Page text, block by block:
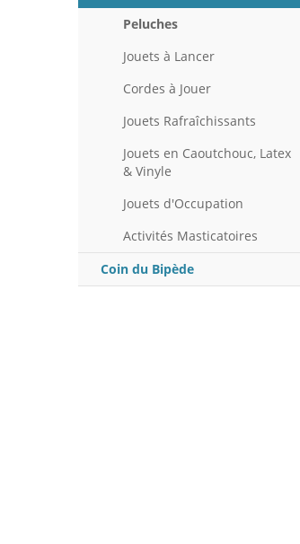
Peluches
Jouets à Lancer
Cordes à Jouer
Jouets Rafraîchissants
Jouets en Caoutchouc, Latex
& Vinyle
Jouets d'Occupation
Activités Masticatoires
Coin du Bipède